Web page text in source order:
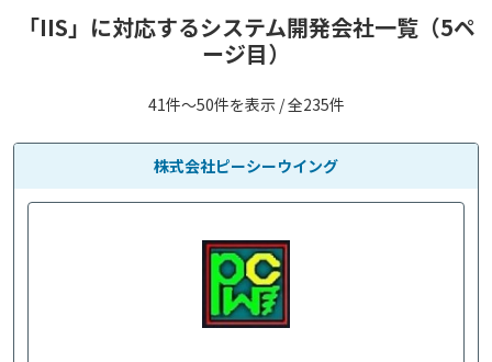
「IIS」に対応するシステム開発会社一覧（5ペ
ージ目）
41件〜50件を表示 / 全235件
株式会社ピーシーウイング